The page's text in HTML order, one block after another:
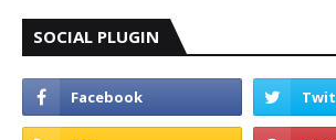
SOCIAL PLUGIN